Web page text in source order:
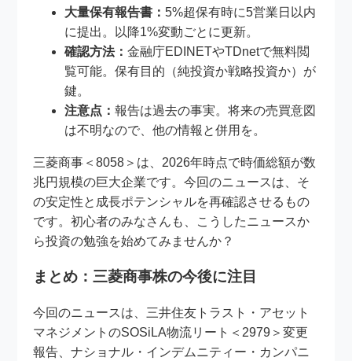
大量保有報告書：5%超保有時に5営業日以内
に提出。以降1%変動ごとに更新。
確認方法：金融庁EDINETやTDnetで無料閲
覧可能。保有目的（純投資か戦略投資か）が
鍵。
注意点：報告は過去の事実。将来の売買意図
は不明なので、他の情報と併用を。
三菱商事＜8058＞は、2026年時点で時価総額が数
兆円規模の巨大企業です。今回のニュースは、そ
の安定性と成長ポテンシャルを再確認させるもの
です。初心者のみなさんも、こうしたニュースか
ら投資の勉強を始めてみませんか？
まとめ：三菱商事株の今後に注目
今回のニュースは、三井住友トラスト・アセット
マネジメントのSOSiLA物流リート＜2979＞変更
報告、ナショナル・インデムニティー・カンパニ